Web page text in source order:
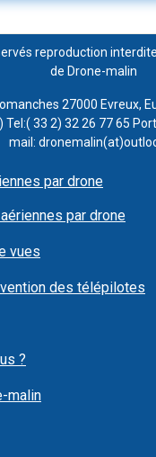
reproduction
de Drone-malin
27000 Evreux,
Tel:( 33 2) 32 26 77 65
mail:
par drone
par drone
vues
des télépilotes
?
malin